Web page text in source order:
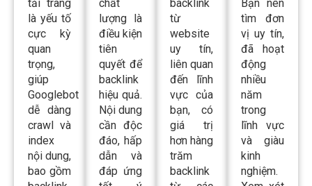
quan
trọng,
giúp
Googlebot
dễ dàng
crawl và
index
nội dung,
bao gồm
backlink.
Bạn
kiểm tra
tiên
quyết để
backlink
hiệu quả.
Nội dung
cần độc
đáo, hấp
dẫn và
đáp ứng
tốt ý
định tìm
kiếm của
uy tín,
liên quan
đến lĩnh
vực của
bạn, có
giá trị
hơn hàng
trăm
backlink
từ các
trang
kém
đã hoạt
động
nhiều
năm
trong
lĩnh vực
và giàu
kinh
nghiệm.
Xem xét
các dự
án trước